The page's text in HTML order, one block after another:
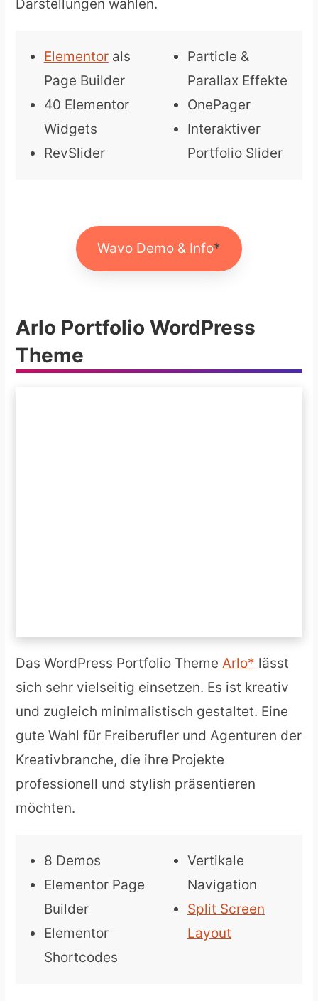
Darstellungen wählen.
Elementorals
Page Builder
40 Elementor
Widgets
RevSlider
Particle &
Parallax Effekte
OnePager
Interaktiver
Portfolio Slider
Wavo Demo & Info
Arlo Portfolio WordPress
Theme
Das WordPress Portfolio Theme Arlo
lässt
sich sehr vielseitig einsetzen. Es ist kreativ
und zugleich minimalistisch gestaltet. Eine
gute Wahl für Freiberufler und Agenturen der
Kreativbranche, die ihre Projekte
professionell und stylish präsentieren
möchten.
8 Demos
Elementor Page
Builder
Elementor
Shortcodes
Vertikale
Navigation
Split Screen
Layout